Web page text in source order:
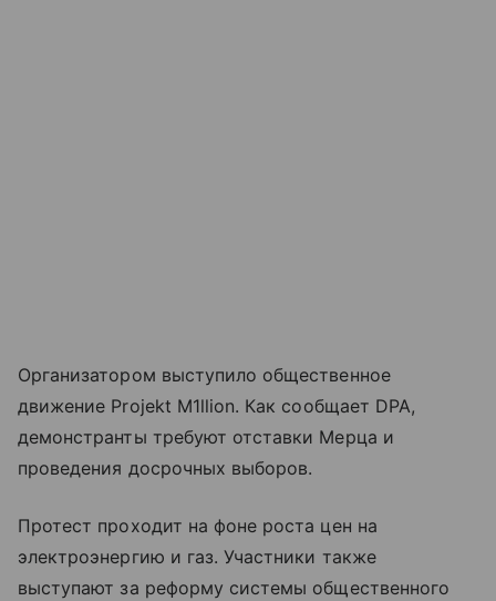
Организатором выступило общественное
движение Projekt M1llion. Как сообщает DPA,
демонстранты требуют отставки Мерца и
проведения досрочных выборов.
Протест проходит на фоне роста цен на
электроэнергию и газ. Участники также
выступают за реформу системы общественного